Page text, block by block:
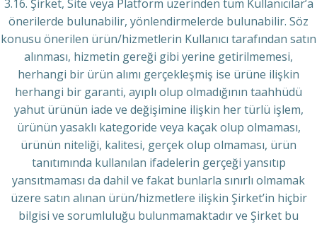
3.16. Şirket, Site veya Platform üzerinden tüm Kullanıcılar’a
önerilerde bulunabilir, yönlendirmelerde bulunabilir. Söz
konusu önerilen ürün/hizmetlerin Kullanıcı tarafından satın
alınması, hizmetin gereği gibi yerine getirilmemesi,
herhangi bir ürün alımı gerçekleşmiş ise ürüne ilişkin
herhangi bir garanti, ayıplı olup olmadığının taahhüdü
yahut ürünün iade ve değişimine ilişkin her türlü işlem,
ürünün yasaklı kategoride veya kaçak olup olmaması,
ürünün niteliği, kalitesi, gerçek olup olmaması, ürün
tanıtımında kullanılan ifadelerin gerçeği yansıtıp
yansıtmaması da dahil ve fakat bunlarla sınırlı olmamak
üzere satın alınan ürün/hizmetlere ilişkin Şirket’in hiçbir
bilgisi ve sorumluluğu bulunmamaktadır ve Şirket bu